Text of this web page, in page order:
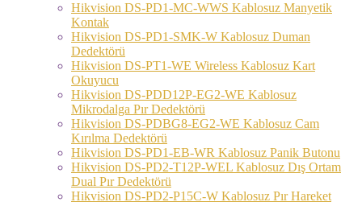
Hikvision DS-PD1-MC-WWS Kablosuz Manyetik
Kontak
Hikvision DS-PD1-SMK-W Kablosuz Duman
Dedektörü
Hikvision DS-PT1-WE Wireless Kablosuz Kart
Okuyucu
Hikvision DS-PDD12P-EG2-WE Kablosuz
Mikrodalga Pır Dedektörü
Hikvision DS-PDBG8-EG2-WE Kablosuz Cam
Kırılma Dedektörü
Hikvision DS-PD1-EB-WR Kablosuz Panik Butonu
Hikvision DS-PD2-T12P-WEL Kablosuz Dış Ortam
Dual Pır Dedektörü
Hikvision DS-PD2-P15C-W Kablosuz Pır Hareket